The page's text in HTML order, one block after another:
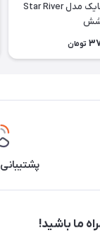
چادر نیچرهایک مدل Star River
تومان
پشتیبانی ۲۴ ساعته
ما باشید!